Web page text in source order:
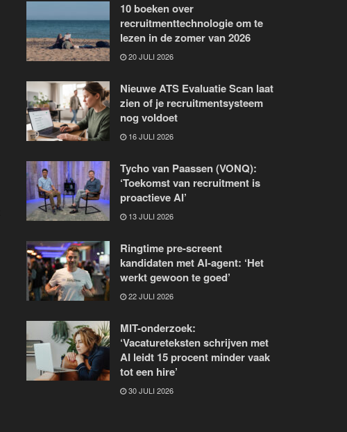
10 boeken over
recruitmenttechnologie om te
lezen in de zomer van 2026
20 JULI 2026
Nieuwe ATS Evaluatie Scan laat
zien of je recruitmentsysteem
nog voldoet
16 JULI 2026
Tycho van Paassen (VONQ):
‘Toekomst van recruitment is
proactieve AI’
13 JULI 2026
Ringtime pre-screent
kandidaten met AI-agent: ‘Het
werkt gewoon te goed’
22 JULI 2026
MIT-onderzoek:
‘Vacatureteksten schrijven met
AI leidt 15 procent minder vaak
tot een hire’
30 JULI 2026